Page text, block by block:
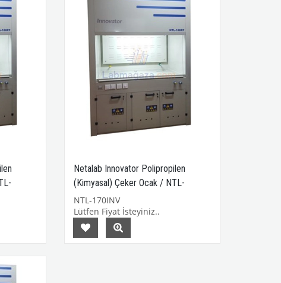
Netalab Innovator Polipropilen
(Kimyasal) Çeker Ocak / NTL-
170INV
NTL-170INV
Lütfen Fiyat İsteyiniz..